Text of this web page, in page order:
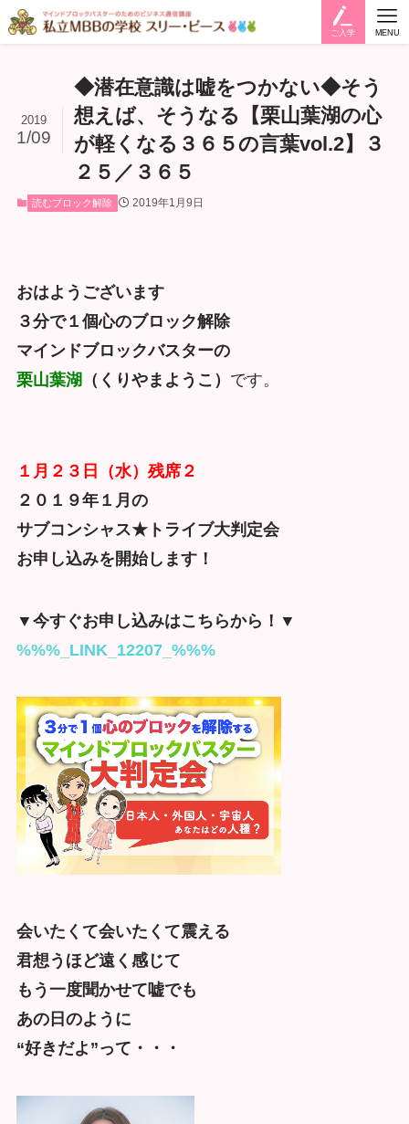
ご入学 MENU
◆潜在意識は嘘をつかない◆そう
想えば、そうなる【栗山葉湖の心
が軽くなる３６５の言葉vol.2】３
２５／３６５
2019
1/09
読むブロック解除 2019年1月9日
おはようございます
３分で１個心のブロック解除
マインドブロックバスターの
栗山葉湖 （くりやまようこ） です。
１月２３日（水）残席２
２０１９年１月の
サブコンシャス★トライブ大判定会
お申し込みを開始します！
▼今すぐお申し込みはこちらから！▼
%%%_LINK_12207_%%%
会いたくて会いたくて震える
君想うほど遠く感じて
もう一度聞かせて嘘でも
あの日のように
“好きだよ”って・・・